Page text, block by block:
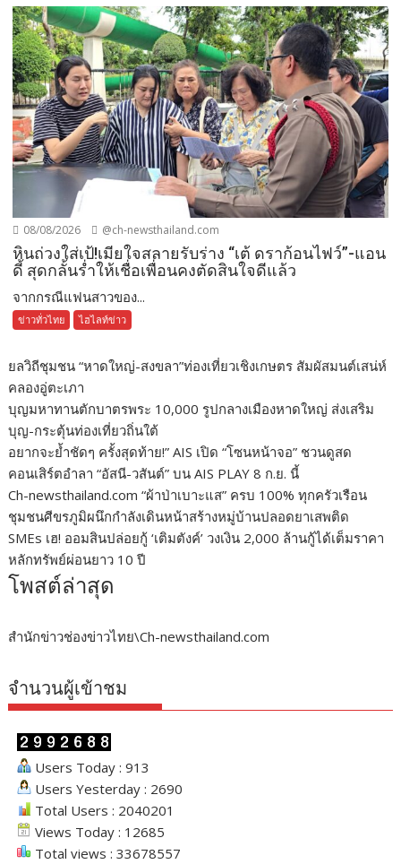
08/08/2026 @ch-newsthailand.com
หินถ่วงใส่เป้!เมียใจสลายรับร่าง “เต้ ดราก้อนไฟว์”-แอน
ดี้ สุดกลั้นร่ำให้เชื่อเพื่อนคงตัดสินใจดีแล้ว
จากกรณีแฟนสาวของ...
ข่าวทั่วไทย ไฮไลท์ข่าว
ยลวิถีชุมชน “หาดใหญ่-สงขลา”ท่องเที่ยวเชิงเกษตร สัมผัสมนต์เสน่ห์
คลองอู่ตะเภา
บุญมหาทานตักบาตรพระ 10,000 รูปกลางเมืองหาดใหญ่ ส่งเสริม
บุญ-กระตุ้นท่องเที่ยวถิ่นใต้
อยากจะย้ำชัดๆ ครั้งสุดท้าย!” AIS เปิด “โซนหน้าจอ” ชวนดูสด
คอนเสิร์ตอำลา “อัสนี-วสันต์” บน AIS PLAY 8 ก.ย. นี้
Ch-newsthailand.com “ผ้าป่าเบาะแส” ครบ 100% ทุกครัวเรือน
ชุมชนศีขรภูมิผนึกกำลังเดินหน้าสร้างหมู่บ้านปลอดยาเสพติด
SMEs เฮ! ออมสินปล่อยกู้ ‘เติมตังค์’ วงเงิน 2,000 ล้านกู้ได้เต็มราคา
หลักทรัพย์ผ่อนยาว 10 ปี
โพสต์ล่าสุด
สำนักข่าวช่องข่าวไทย\Ch-newsthailand.com
จำนวนผู้เข้าชม
Users Today : 913
Users Yesterday : 2690
Total Users : 2040201
Views Today : 12685
Total views : 33678557